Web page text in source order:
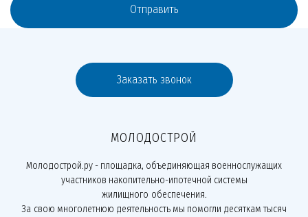
Отправить
Заказать звонок
МОЛОДОСТРОЙ
Молодострой.ру - площадка, объединяющая военнослужащих
участников накопительно-ипотечной системы
жилищного обеспечения.
За свою многолетнюю деятельность мы помогли десяткам тысяч